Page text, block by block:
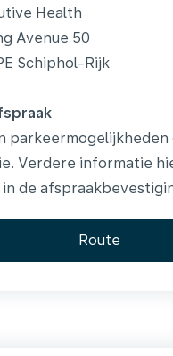
Health
Avenue 50
Schiphol-Rijk
parkeermogelijkheden
Verdere informatie
de
Route